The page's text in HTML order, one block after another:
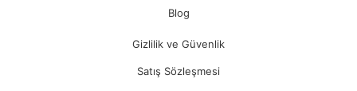
Blog
Gizlilik ve Güvenlik
Satış Sözleşmesi